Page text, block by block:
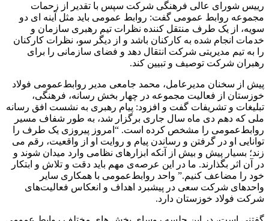
رییس شورای عالی فرهنگی شرکت سپس با تقدیر از زحمات
مجموعه روابط عمومی گفت: روابط عمومی باید مثل آینه ای دو
سویه، از یک طرف منتقل کننده نظرات تیم رهبری سازمان و
خدمات انجام شده به کارکنان باشد و از دیگر سو، نظرات کارکنان
را به تیم مدیریتی شرکت انتقال دهد و فضای سازمانی را برای
رهبران شرکت توصیف و تبیین کند.
پیش از سخنان مدیرعامل، محمد جامعی مدیر روابط‌عمومی فولاد
خوزستان از فعالیت مجموعه در چهار بخش رسانه، فرهنگی،
تبلیغات و‌ تشریفات گفت و افزود: پیام رهبری به نشست افق رسانه
ملی که دهم دی ماه سال جاری برگزار شد، به طور شفاف مسیر
روابط‌عمومی را مشخص کرده است. “امروز پیروزی یک طرف را
توانایی او در گرفتن و رساندن پیام و روایت او از واقعیت، رقم می
زند؛ بسیار پیش و بیش از آنکه ابزارهای نظامی وارد میدان شوند و
در آن اثر بگذارند. ما در این عرصه‌ی مهم باید دقت و تلاش و ابتکار
خود را مضاعف کنیم.” واحد روابط‌عمومی با همکاری سایر
واحدهای شرکت‌ سعی در پیشبرد اهداف و انعکاس فعالیت‌های
شرکت فولاد خوزستان دارد.